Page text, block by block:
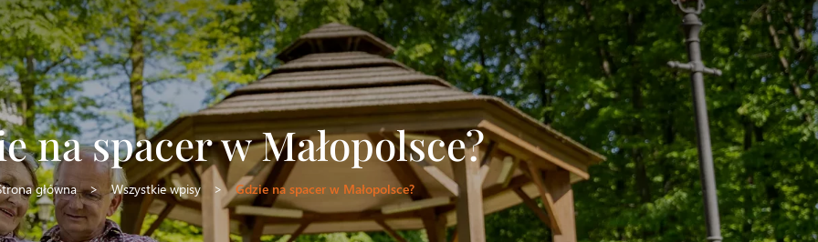
na spacer w Małopolsce?
główna > Wszystkie wpisy > Gdzie na spacer w Małopolsce?